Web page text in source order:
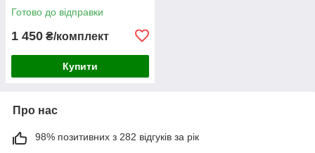
30/926362, AA2983, CA-
43030, SC60055, SKL46354,
Готово до відправки
1 450 ₴/комплект
Купити
Про нас
98% позитивних з 282 відгуків за рік